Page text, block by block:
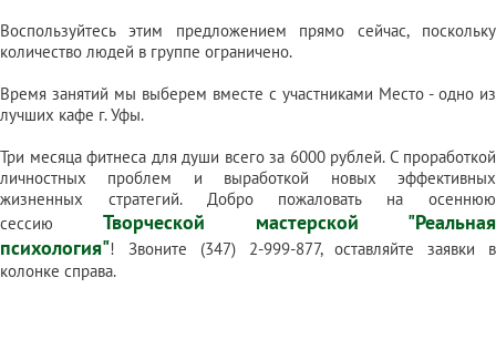
Воспользуйтесь этим предложением прямо сейчас, поскольку
количество людей в группе ограничено.
Время занятий мы выберем вместе с участниками Место - одно из
лучших кафе г. Уфы.
Три месяца фитнеса для души всего за 6000 рублей. С проработкой
личностных проблем и выработкой новых эффективных
жизненных стратегий. Добро пожаловать на осеннюю
сессию Творческой мастерской "Реальная
психология"! Звоните (347) 2-999-877, оставляйте заявки в
колонке справа.